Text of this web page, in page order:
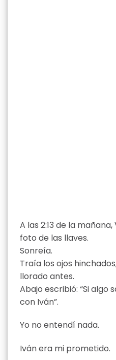
A las 2:13 de la
foto de las llaves.
Sonreía.
Traía los ojos
llorado antes.
Abajo escribió: “Si algo
con Iván”.
Yo no entendí nada.
Iván era mi prometido.